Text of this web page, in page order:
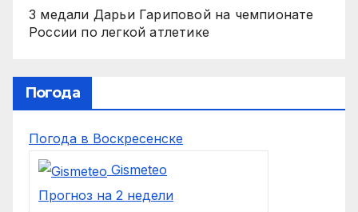
3 медали Дарьи Гариповой на чемпионате
России по легкой атлетике
Погода
Погода в Воскресенске
Gismeteo
Прогноз на 2 недели